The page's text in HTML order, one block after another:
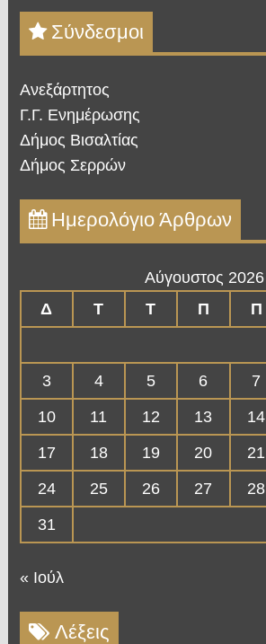
Σύνδεσμοι
Ανεξάρτητος
Γ.Γ. Ενημέρωσης
Δήμος Βισαλτίας
Δήμος Σερρών
Ημερολόγιο Άρθρων
Αύγουστος 2026
Δ
Τ Τ Π Π
3
4 5 6 7
10
11 12 13 14
17
18 19 20 21
24
25 26 27 28
31
« Ιούλ
Λέξεις